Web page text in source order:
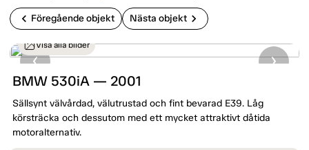
chevron_left Föregående objekt Nästa objekt chevron_right
Visa alla bilder
BMW 530iA — 2001
Sällsynt välvårdad, välutrustad och fint bevarad E39. Låg
körsträcka och dessutom med ett mycket attraktivt dåtida
motoralternativ.